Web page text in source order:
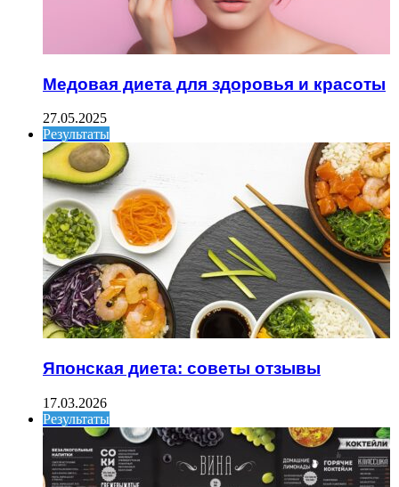
Медовая диета для здоровья и красоты
27.05.2025
Результаты
Японская диета: советы отзывы
17.03.2026
Результаты